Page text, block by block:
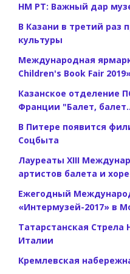
НМ РТ: Важный дар
В Казани в третий раз
культуры
Международная
Children's Book Fair
Казанское отделение
Франции "Балет,
В Питере появится
Соцбыта
Лауреаты XIII
артистов балета и
Ежегодный
«Интермузей-2017» в
Татарстанская
Италии
Кремлевская